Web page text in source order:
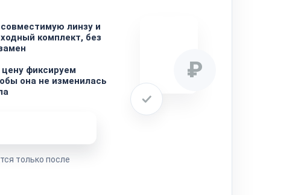
линзу и
комплект, без
фиксируем
она не изменилась
только после
₽